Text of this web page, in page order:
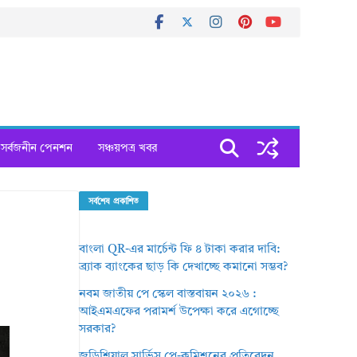
সর্বজনীন পেনশন সঞ্চয়পত্র খবর
সর্বশেষ প্রকাশিত
বাংলা QR-এর মার্চেন্ট ফি ৪ টাকা করার দাবি:
ব্র্যাক ব্যাংকের ছাড় কি দেখাচ্ছে কমানো সম্ভব?
নবম জাতীয় পে স্কেল বাস্তবায়ন ২০২৬ :
আইএমএফের পরামর্শ উপেক্ষা করে এগোচ্ছে
সরকার?